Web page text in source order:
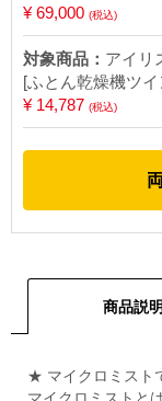
¥ 69,000 (税込)
対象商品： アイリ
[ふとん乾燥機ツ
¥ 14,787 (税込)
商品説明
★ マイクロミスト
マイクロミストと